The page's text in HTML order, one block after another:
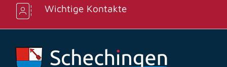
Wichtige Kontakte